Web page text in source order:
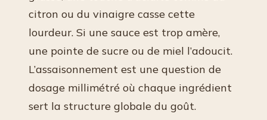
citron ou du vinaigre casse cette
lourdeur. Si une sauce est trop amère,
une pointe de sucre ou de miel l’adoucit.
L’assaisonnement est une question de
dosage millimétré où chaque ingrédient
sert la structure globale du goût.